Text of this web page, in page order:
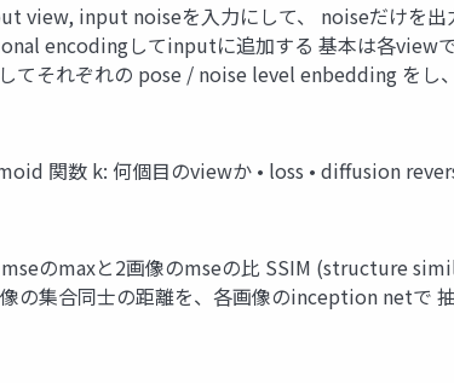
view, input noiseを入力にして、 noiseだけを
encodingしてinputに追加する 基本は各view
それぞれの pose / noise level enbedding をし
関数 k: 何個目のviewか • loss • diffusion
のmaxと2画像のmseの比 SSIM (structure
集合同士の距離を、各画像のinception netで 抽